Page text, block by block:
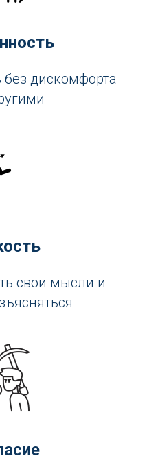
без дискомфорта
свои мысли и